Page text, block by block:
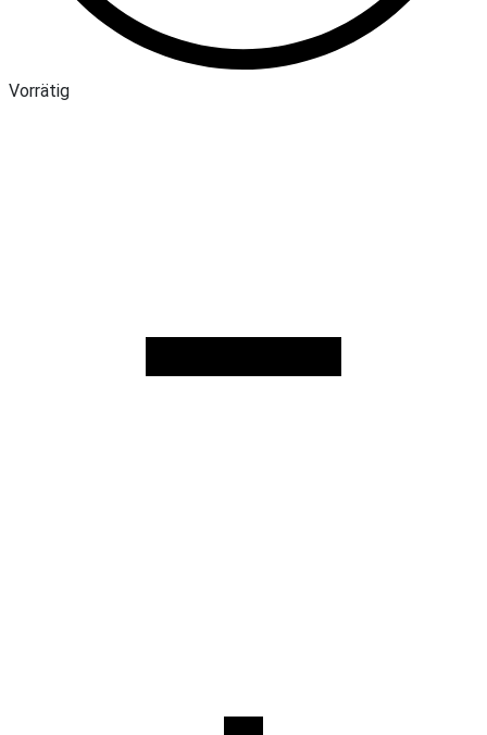
Vorrätig